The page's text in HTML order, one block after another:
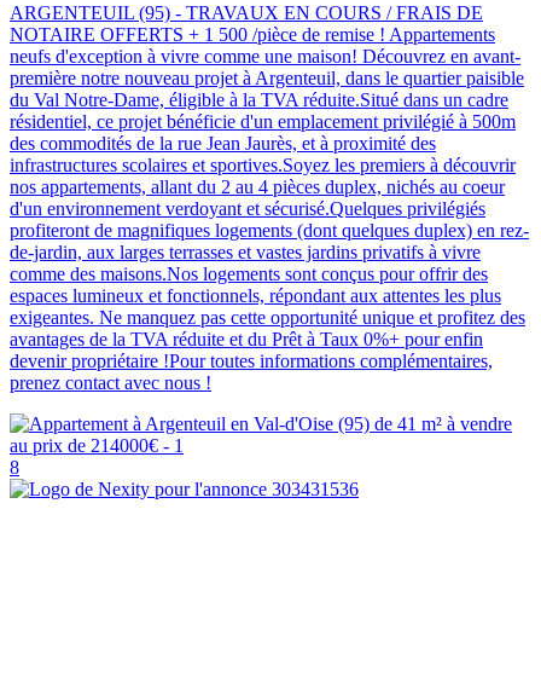
ARGENTEUIL (95) - TRAVAUX EN COURS / FRAIS DE
NOTAIRE OFFERTS + 1 500 /pièce de remise ! Appartements
neufs d'exception à vivre comme une maison! Découvrez en avant-
première notre nouveau projet à Argenteuil, dans le quartier paisible
du Val Notre-Dame, éligible à la TVA réduite.Situé dans un cadre
résidentiel, ce projet bénéficie d'un emplacement privilégié à 500m
des commodités de la rue Jean Jaurès, et à proximité des
infrastructures scolaires et sportives.Soyez les premiers à découvrir
nos appartements, allant du 2 au 4 pièces duplex, nichés au coeur
d'un environnement verdoyant et sécurisé.Quelques privilégiés
profiteront de magnifiques logements (dont quelques duplex) en rez-
de-jardin, aux larges terrasses et vastes jardins privatifs à vivre
comme des maisons.Nos logements sont conçus pour offrir des
espaces lumineux et fonctionnels, répondant aux attentes les plus
exigeantes. Ne manquez pas cette opportunité unique et profitez des
avantages de la TVA réduite et du Prêt à Taux 0%+ pour enfin
devenir propriétaire !Pour toutes informations complémentaires,
prenez contact avec nous !
8